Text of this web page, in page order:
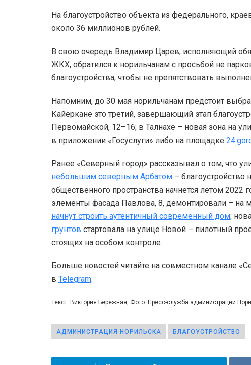
На благоустройство объекта из федерального,
около 36 миллионов рублей.
В свою очередь Владимир Царев, исполняющий
ЖКХ, обратился к норильчанам с просьбой не
благоустройства, чтобы не препятствовать
Напомним, до 30 мая норильчанам предстоит
Кайеркане это третий, завершающий этап
Первомайской, 12–16; в Талнахе – новая зона на
в приложении «Госуслуги» либо на площадке
Ранее «Северный город» рассказывал о том, что
небольшим северным Арбатом – благоустройство
общественного пространства начнется летом
элементы фасада Павлова, 8, демонтировали – на
начнут строить аутентичный современный дом;
грунтов стартовала на улице Новой – пилотный
стоящих на особом контроле.
Больше новостей читайте на совместном канале
в Telegram.
Текст: Виктория Бережная, Фото: Пресс-служба администрации
АДМИНИСТРАЦИЯ НОРИЛЬСКА БЛАГОУСТРОЙСТВО